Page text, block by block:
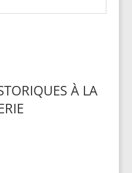
À LA